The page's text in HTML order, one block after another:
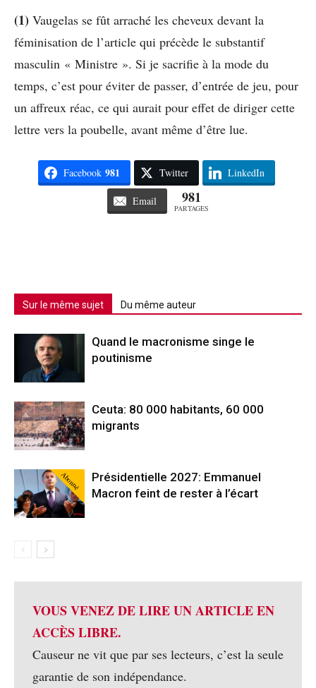
(1) Vaugelas se fût arraché les cheveux devant la
féminisation de l’article qui précède le substantif
masculin « Ministre ». Si je sacrifie à la mode du
temps, c’est pour éviter de passer, d’entrée de jeu, pour
un affreux réac, ce qui aurait pour effet de diriger cette
lettre vers la poubelle, avant même d’être lue.
Facebook 981 Twitter LinkedIn
Email 981
PARTAGES
Sur le même sujet Du même auteur
Quand le macronisme singe le
poutinisme
Ceuta: 80 000 habitants, 60 000
migrants
Abonné
Présidentielle 2027: Emmanuel
Macron feint de rester à l’écart
VOUS VENEZ DE LIRE UN ARTICLE EN
ACCÈS LIBRE.
Causeur ne vit que par ses lecteurs, c’est la seule
garantie de son indépendance.